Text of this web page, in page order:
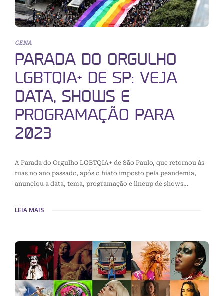
CENA
PARADA DO ORGULHO
LGBTQIA+ DE SP: VEJA
DATA, SHOWS E
PROGRAMAÇÃO PARA
2023
A Parada do Orgulho LGBTQIA+ de São Paulo, que retornou às
ruas no ano passado, após o hiato imposto pela peandemia,
anunciou a data, tema, programação e lineup de shows…
LEIA MAIS